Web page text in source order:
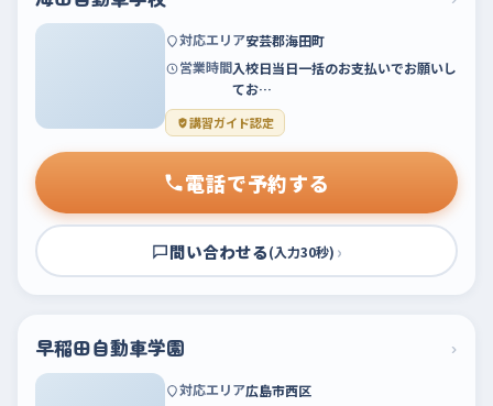
対応エリア安芸郡海田町
営業時間入校日当日一括のお支払いでお願いし
てお…
講習ガイド認定
電話で予約する
問い合わせる(入力30秒) ›
早稲田自動車学園 ›
対応エリア広島市西区